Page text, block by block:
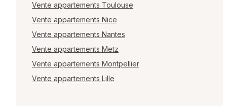
Vente appartements Toulouse
Vente appartements Nice
Vente appartements Nantes
Vente appartements Metz
Vente appartements Montpellier
Vente appartements Lille